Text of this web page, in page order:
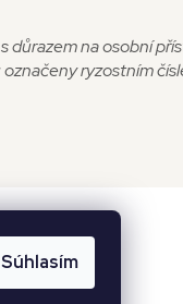
Súhlasím
důrazem na osobní
ryzostním